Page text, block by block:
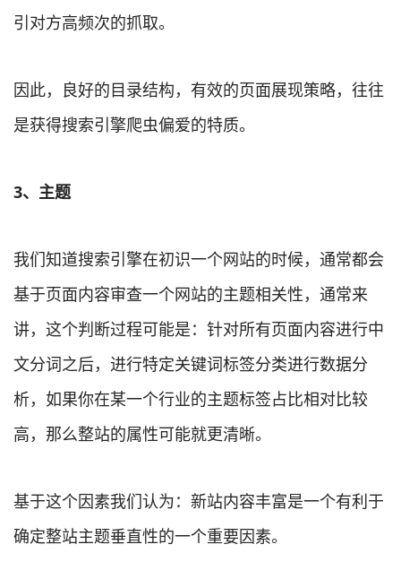
引对方高频次的抓取。
因此，良好的目录结构，有效的页面展现策略，往往
是获得搜索引擎爬虫偏爱的特质。
3、 主题
我们知道搜索引擎在初识一个网站的时候，通常都会
基于页面内容审查一个网站的主题相关性，通常来
讲，这个判断过程可能是：针对所有页面内容进行中
文分词之后，进行特定关键词标签分类进行数据分
析，如果你在某一个行业的主题标签占比相对比较
高，那么整站的属性可能就更清晰。
基于这个因素我们认为：新站内容丰富是一个有利于
确定整站主题垂直性的一个重要因素。